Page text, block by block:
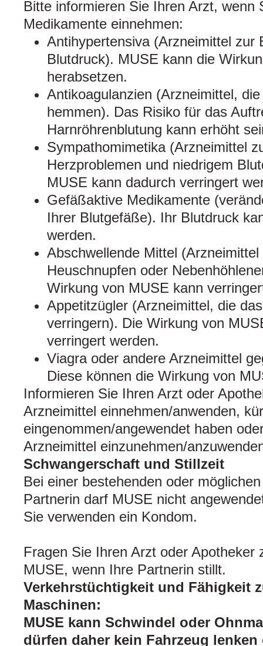
Bitte informieren Sie Ihren Arzt, wenn
Medikamente einnehmen:
Antihypertensiva (Arzneimittel zur
Blutdruck). MUSE kann die
herabsetzen.
Antikoagulanzien (Arzneimittel,
hemmen). Das Risiko für das
Harnröhrenblutung kann erhöht
Sympathomimetika (Arzneimittel
Herzproblemen und niedrigem
MUSE kann dadurch verringert
Gefäßaktive Medikamente
Ihrer Blutgefäße). Ihr Blutdruck
werden.
Abschwellende Mittel
Heuschnupfen oder
Wirkung von MUSE kann
Appetitzügler (Arzneimittel, die
verringern). Die Wirkung von
verringert werden.
Viagra oder andere Arzneimittel
Diese können die Wirkung von
Informieren Sie Ihren Arzt oder
Arzneimittel einnehmen/anwenden,
eingenommen/angewendet haben
Arzneimittel einzunehmen/
Schwangerschaft und Stillzeit
Bei einer bestehenden oder
Partnerin darf MUSE nicht
Sie verwenden ein Kondom.
Fragen Sie Ihren Arzt oder Apotheker
MUSE, wenn Ihre Partnerin stillt.
Verkehrstüchtigkeit und Fähigkeit
Maschinen:
MUSE kann Schwindel oder
dürfen daher kein Fahrzeug